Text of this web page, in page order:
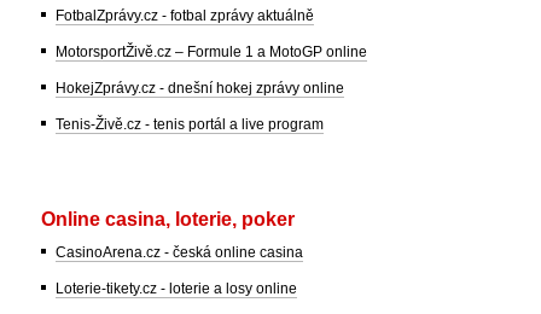
FotbalZprávy.cz - fotbal zprávy aktuálně
MotorsportŽivě.cz – Formule 1 a MotoGP online
HokejZprávy.cz - dnešní hokej zprávy online
Tenis-Živě.cz - tenis portál a live program
Online casina, loterie, poker
CasinoArena.cz - česká online casina
Loterie-tikety.cz - loterie a losy online